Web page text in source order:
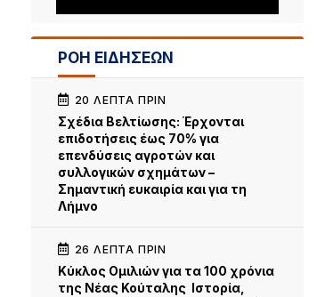
ΡΟΗ ΕΙΔΗΣΕΩΝ
20 ΛΕΠΤΆ ΠΡΙΝ
Σχέδια Βελτίωσης: Έρχονται
επιδοτήσεις έως 70% για
επενδύσεις αγροτών και
συλλογικών σχημάτων –
Σημαντική ευκαιρία και για τη
Λήμνο
26 ΛΕΠΤΆ ΠΡΙΝ
Κύκλος Ομιλιών για τα 100 χρόνια
της Νέας Κούταλης Ιστορία,